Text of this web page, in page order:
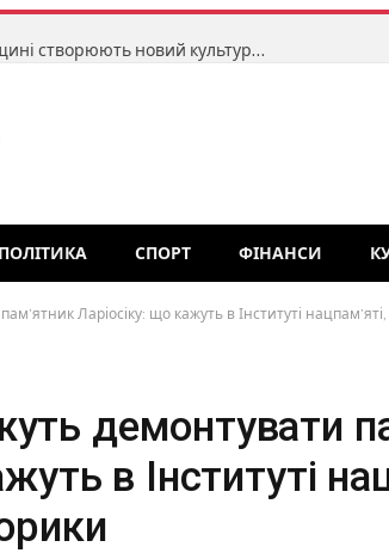
У маленькому селі на Житомирщині створюють новий культурний центр для незалежних театрів ляльок: тут відбудеться перший фестиваль «Точка відліку»
ПОЛІТИКА СПОРТ ФІНАНСИ
Ларіосіку: що кажуть в Інституті нацпам’яті,
демонтувати
в Інституті